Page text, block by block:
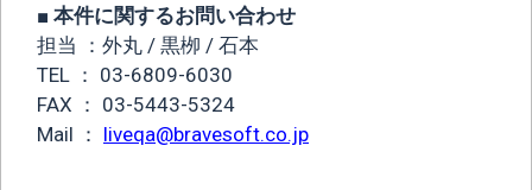
■ 本件に関するお問い合わせ
担当 ：外丸 / 黒栁 / 石本
TEL ： 03-6809-6030
FAX ： 03-5443-5324
Mail ： liveqa@bravesoft.co.jp